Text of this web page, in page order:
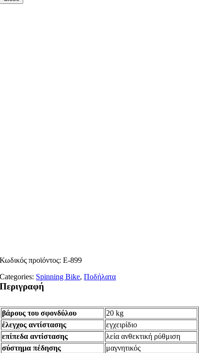
Κωδικός προϊόντος:Ε-899
Categories: Spinning Bike,Ποδήλατα
Περιγραφή
βάρους του σφονδύλου
20 kg
έλεγχος αντίστασης
εγχειρίδιο
επίπεδα αντίστασης
λεία ανθεκτική ρύθμιση
σύστημα πέδησης
μαγνητικός